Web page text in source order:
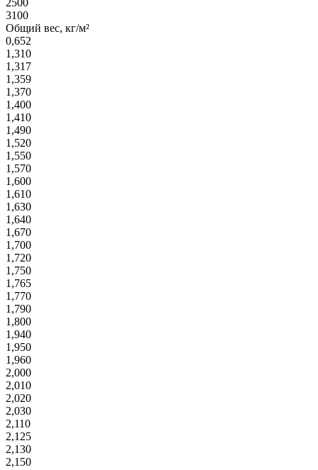
3100
Общий вес, кг/м²
0,652
1,310
1,317
1,359
1,370
1,400
1,410
1,490
1,520
1,550
1,570
1,600
1,610
1,630
1,640
1,670
1,700
1,720
1,750
1,765
1,770
1,790
1,800
1,940
1,950
1,960
2,000
2,010
2,020
2,030
2,110
2,125
2,130
2,150